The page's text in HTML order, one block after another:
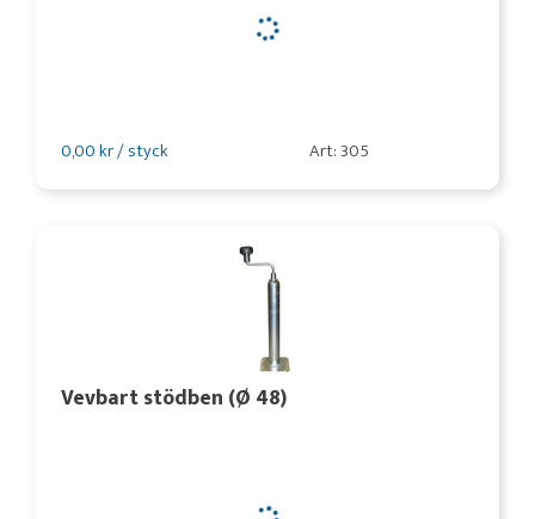
0,00 kr / styck Art: 305
Vevbart stödben (Ø 48)